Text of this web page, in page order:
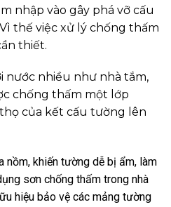
nhập vào gây phá vỡ cấu
thế việc xử lý chống thấm
thiết.
nước nhiều như nhà tắm,
chống thấm một lớp
của kết cấu tường lên
nồm, khiến tường dễ bị ẩm, làm
sơn chống thấm trong nhà
hiệu bảo vệ các mảng tường